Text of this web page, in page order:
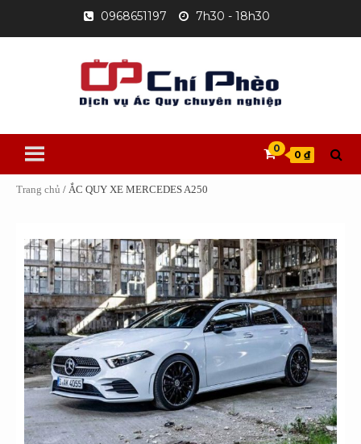
content
0968651197 7h30 - 18h30
0
0 ₫
Trang chủ / ẮC QUY XE MERCEDES A250